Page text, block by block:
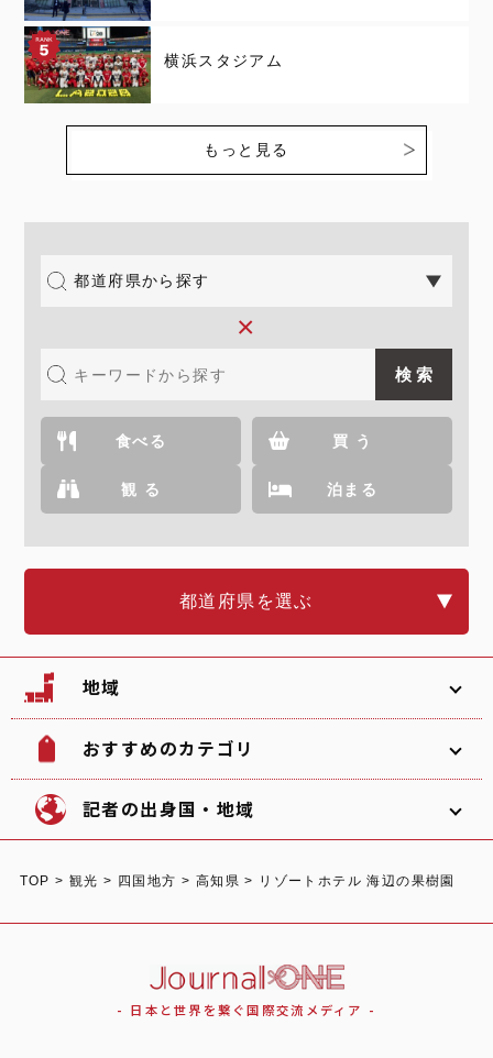
横浜スタジアム
もっと見る
×
食べる 買 う
観 る 泊まる
都道府県を選ぶ
地域
韓国 北海道
おすすめのカテゴリ
自然 イベント
記者の出身国・地域
ガーナ/日本
TOP > 観光 > 四国地方 > 高知県 > リゾートホテル 海辺の果樹園
- 日本と世界を繋ぐ国際交流メディア -